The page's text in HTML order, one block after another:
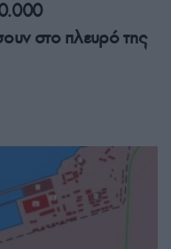
στο πλευρό της